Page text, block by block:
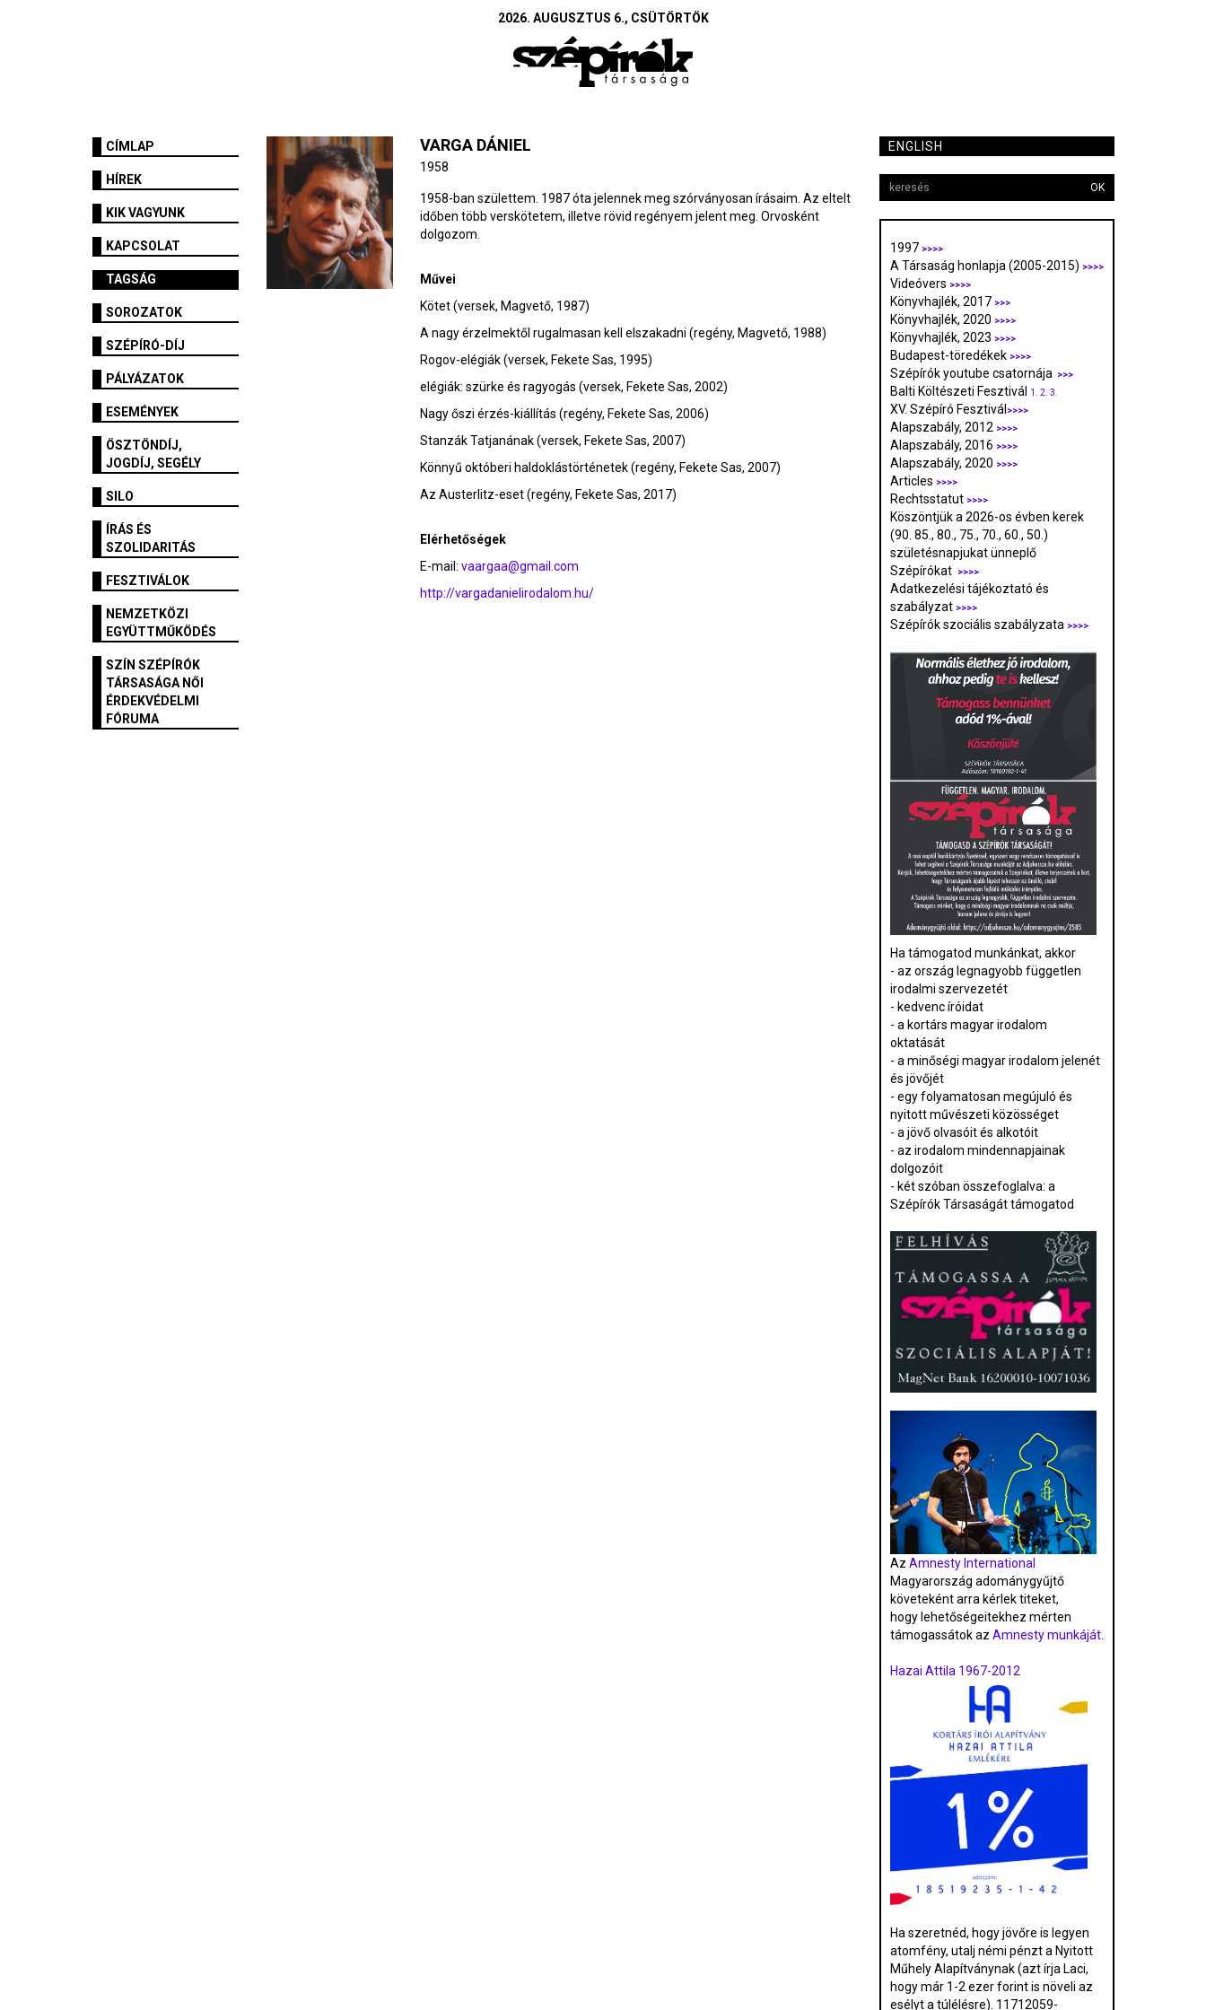
2026. AUGUSZTUS 6., CSÜTÖRTÖK
CÍMLAP
HÍREK
KIK VAGYUNK
KAPCSOLAT
TAGSÁG
SOROZATOK
SZÉPÍRÓ-DÍJ
PÁLYÁZATOK
ESEMÉNYEK
ÖSZTÖNDÍJ,
JOGDÍJ, SEGÉLY
SILO
ÍRÁS ÉS
SZOLIDARITÁS
FESZTIVÁLOK
NEMZETKÖZI
EGYÜTTMŰKÖDÉS
SZÍN SZÉPÍRÓK
TÁRSASÁGA NŐI
ÉRDEKVÉDELMI
FÓRUMA
VARGA DÁNIEL
1958
1958-ban születtem. 1987 óta jelennek meg szórványosan írásaim. Az eltelt
időben több verskötetem, illetve rövid regényem jelent meg. Orvosként
dolgozom.
Művei
Kötet (versek, Magvető, 1987)
A nagy érzelmektől rugalmasan kell elszakadni (regény, Magvető, 1988)
Rogov-elégiák (versek, Fekete Sas, 1995)
elégiák: szürke és ragyogás (versek, Fekete Sas, 2002)
Nagy őszi érzés-kiállítás (regény, Fekete Sas, 2006)
Stanzák Tatjanának (versek, Fekete Sas, 2007)
Könnyű októberi haldoklástörténetek (regény, Fekete Sas, 2007)
Az Austerlitz-eset (regény, Fekete Sas, 2017)
Elérhetőségek
E-mail: vaargaa@gmail.com
http://vargadanielirodalom.hu/
ENGLISH
OK
1997 >>>>
A Társaság honlapja (2005-2015) >>>>
Videóvers >>>>
Könyvhajlék, 2017 >>>
Könyvhajlék, 2020 >>>>
Könyvhajlék, 2023 >>>>
Budapest-töredékek >>>>
Szépírók youtube csatornája >>>
Balti Költészeti Fesztivál 1. 2. 3.
XV. Szépíró Fesztivál >>>>
Alapszabály, 2012 >>>>
Alapszabály, 2016 >>>>
Alapszabály, 2020 >>>>
Articles >>>>
Rechtsstatut >>>>
Köszöntjük a 2026-os évben kerek
(90. 85., 80., 75., 70., 60., 50.)
születésnapjukat ünneplő
Szépírókat
>>>>
Adatkezelési tájékoztató és
szabályzat >>>>
Szépírók szociális szabályzata >>>>
Ha támogatod munkánkat, akkor
- az ország legnagyobb független
irodalmi szervezetét
- kedvenc íróidat
- a kortárs magyar irodalom
oktatását
- a minőségi magyar irodalom jelenét
és jövőjét
- egy folyamatosan megújuló és
nyitott művészeti közösséget
- a jövő olvasóit és alkotóit
- az irodalom mindennapjainak
dolgozóit
- két szóban összefoglalva: a
Szépírók Társaságát támogatod
Az Amnesty International
Magyarország adománygyűjtő
követeként arra kérlek titeket,
hogy lehetőségeitekhez mérten
támogassátok az Amnesty munkáját.
Hazai Attila 1967-2012
Ha szeretnéd, hogy jövőre is legyen
atomfény, utalj némi pénzt a Nyitott
Műhely Alapítványnak (azt írja Laci,
hogy már 1-2 ezer forint is növeli az
esélyt a túlélésre). 11712059-